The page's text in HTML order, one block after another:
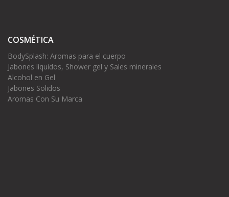
COSMÉTICA
BodySplash: Aromas para el cuerpo
Jabones liquidos, Shower gel y Sales minerales
Alcohol en Gel
Jabones Solidos
Aromas Con Su Marca